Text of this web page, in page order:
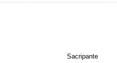
Sacripante